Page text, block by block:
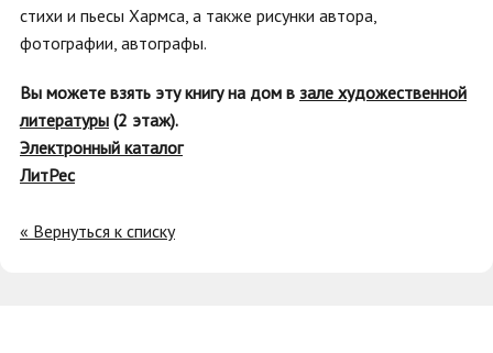
стихи и пьесы Хармса, а также рисунки автора,
фотографии, автографы.
Вы можете взять эту книгу на дом в зале художественной
литературы (2 этаж).
Электронный каталог
ЛитРес
« Вернуться к списку